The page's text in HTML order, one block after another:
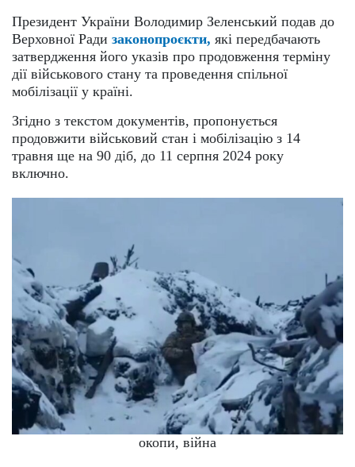
Президент України Володимир Зеленський подав до
Верховної Ради законопроєкти, які передбачають
затвердження його указів про продовження терміну
дії військового стану та проведення спільної
мобілізації у країні.
Згідно з текстом документів, пропонується
продовжити військовий стан і мобілізацію з 14
травня ще на 90 діб, до 11 серпня 2024 року
включно.
окопи, війна